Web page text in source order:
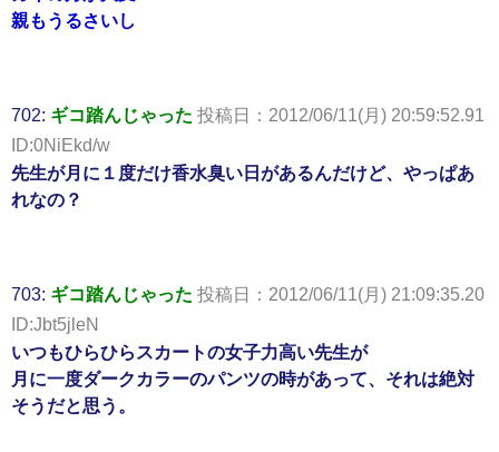
親もうるさいし
702: ギコ踏んじゃった 投稿日：2012/06/11(月) 20:59:52.91
ID:0NiEkd/w
先生が月に１度だけ香水臭い日があるんだけど、やっぱあ
れなの？
703: ギコ踏んじゃった 投稿日：2012/06/11(月) 21:09:35.20
ID:Jbt5jleN
いつもひらひらスカートの女子力高い先生が
月に一度ダークカラーのパンツの時があって、それは絶対
そうだと思う。